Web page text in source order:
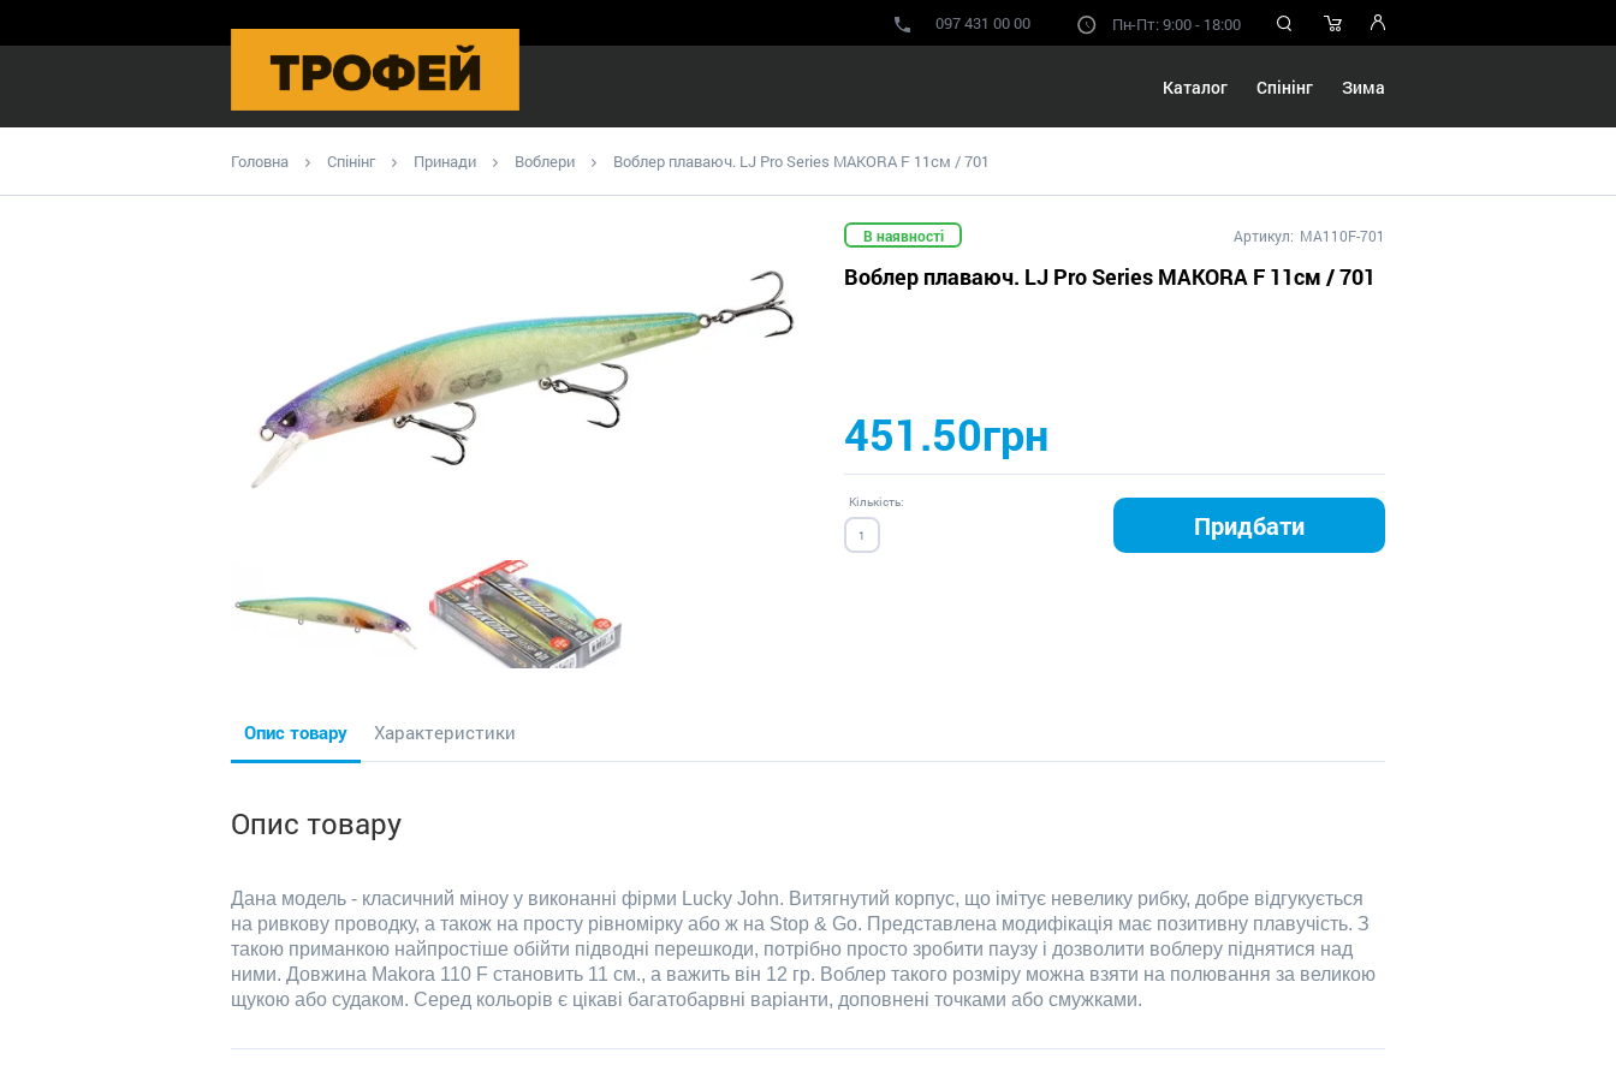
097 431 00 00 Пн-Пт: 9:00 - 18:00
Каталог Спінінг Зима
Головна Спінінг Принади Воблери Воблер плаваюч. LJ Pro Series MAKORA F 11см / 701
В наявності Артикул: MA110F-701
Воблер плаваюч. LJ Pro Series MAKORA F 11см / 701
451.50грн
Кількість:
Придбати
Опис товару Характеристики
Опис товару
Дана модель - класичний міноу у виконанні фірми Lucky John. Витягнутий корпус, що імітує невелику рибку, добре відгукується
на ривкову проводку, а також на просту рівномірку або ж на Stop & Go. Представлена ​​модифікація має позитивну плавучість. З
такою приманкою найпростіше обійти підводні перешкоди, потрібно просто зробити паузу і дозволити воблеру піднятися над
ними. Довжина Makora 110 F становить 11 см., а важить він 12 гр. Воблер такого розміру можна взяти на полювання за великою
щукою або судаком. Серед кольорів є цікаві багатобарвні варіанти, доповнені точками або смужками.